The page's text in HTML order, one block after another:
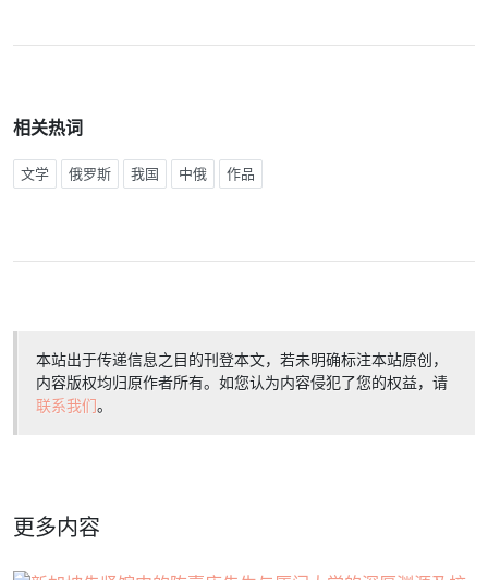
相关热词
文学 俄罗斯 我国 中俄 作品
本站出于传递信息之目的刊登本文，若未明确标注本站原创，
内容版权均归原作者所有。如您认为内容侵犯了您的权益，请
联系我们。
更多内容